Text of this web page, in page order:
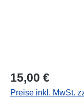
Regulärer Preis:
15,00 €
Preise inkl. MwSt.